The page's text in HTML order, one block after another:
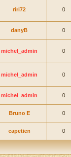
riri72 0
danyB 0
michel_admin 0
michel_admin 0
michel_admin 0
Bruno E 0
capetien 0